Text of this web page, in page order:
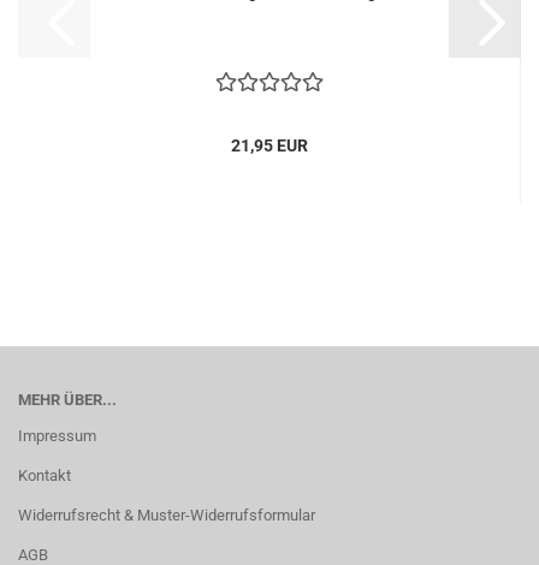
21,95 EUR
MEHR ÜBER...
Impressum
Kontakt
Widerrufsrecht & Muster-Widerrufsformular
AGB